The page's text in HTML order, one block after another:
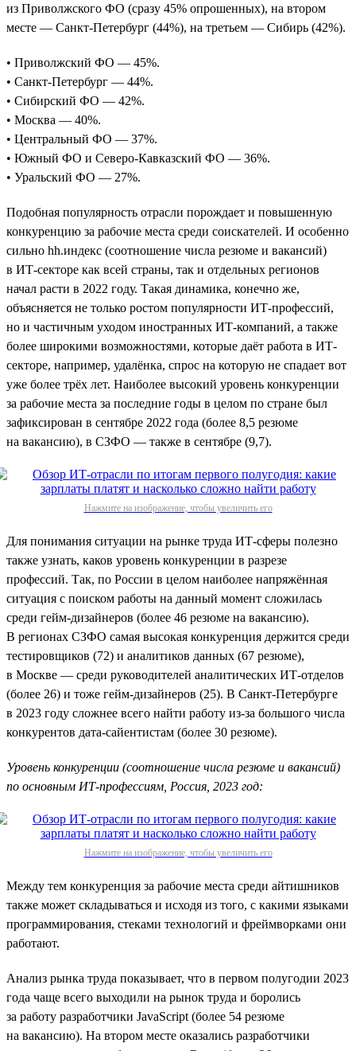
из Приволжского ФО (сразу 45% опрошенных), на втором
месте — Санкт-Петербург (44%), на третьем — Сибирь (42%).
• Приволжский ФО — 45%.
• Санкт-Петербург — 44%.
• Сибирский ФО — 42%.
• Москва — 40%.
• Центральный ФО — 37%.
• Южный ФО и Северо-Кавказский ФО — 36%.
• Уральский ФО — 27%.
Подобная популярность отрасли порождает и повышенную
конкуренцию за рабочие места среди соискателей. И особенно
сильно hh.индекс (соотношение числа резюме и вакансий)
в ИТ-секторе как всей страны, так и отдельных регионов
начал расти в 2022 году. Такая динамика, конечно же,
объясняется не только ростом популярности ИТ-профессий,
но и частичным уходом иностранных ИТ-компаний, а также
более широкими возможностями, которые даёт работа в ИТ-
секторе, например, удалёнка, спрос на которую не спадает вот
уже более трёх лет. Наиболее высокий уровень конкуренции
за рабочие места за последние годы в целом по стране был
зафиксирован в сентябре 2022 года (более 8,5 резюме
на вакансию), в СЗФО — также в сентябре (9,7).
Нажмите на изображение, чтобы увеличить его
Для понимания ситуации на рынке труда ИТ-сферы полезно
также узнать, каков уровень конкуренции в разрезе
профессий. Так, по России в целом наиболее напряжённая
ситуация с поиском работы на данный момент сложилась
среди гейм-дизайнеров (более 46 резюме на вакансию).
В регионах СЗФО самая высокая конкуренция держится среди
тестировщиков (72) и аналитиков данных (67 резюме),
в Москве — среди руководителей аналитических ИТ-отделов
(более 26) и тоже гейм-дизайнеров (25). В Санкт-Петербурге
в 2023 году сложнее всего найти работу из-за большого числа
конкурентов дата-сайентистам (более 30 резюме).
Уровень конкуренции (соотношение числа резюме и вакансий)
по основным ИТ-профессиям, Россия, 2023 год:
Нажмите на изображение, чтобы увеличить его
Между тем конкуренция за рабочие места среди айтишников
также может складываться и исходя из того, с какими языками
программирования, стеками технологий и фреймворками они
работают.
Анализ рынка труда показывает, что в первом полугодии 2023
года чаще всего выходили на рынок труда и боролись
за работу разработчики JavaScript (более 54 резюме
на вакансию). На втором месте оказались разработчики